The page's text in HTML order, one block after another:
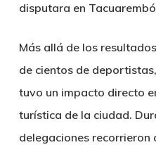
disputara en
Más allá de los
de cientos de
tuvo un impacto directo
turística de la ciudad.
delegaciones